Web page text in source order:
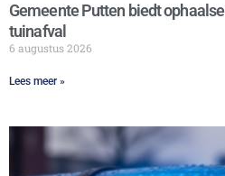
Gemeente Putten biedt
tuinafval
6 augustus 2026
Lees meer »